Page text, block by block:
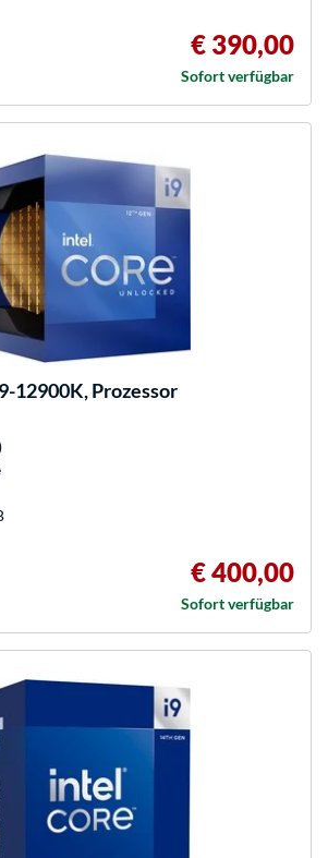
€ 390,00
Sofort verfügbar
12900K, Prozessor
€ 400,00
Sofort verfügbar